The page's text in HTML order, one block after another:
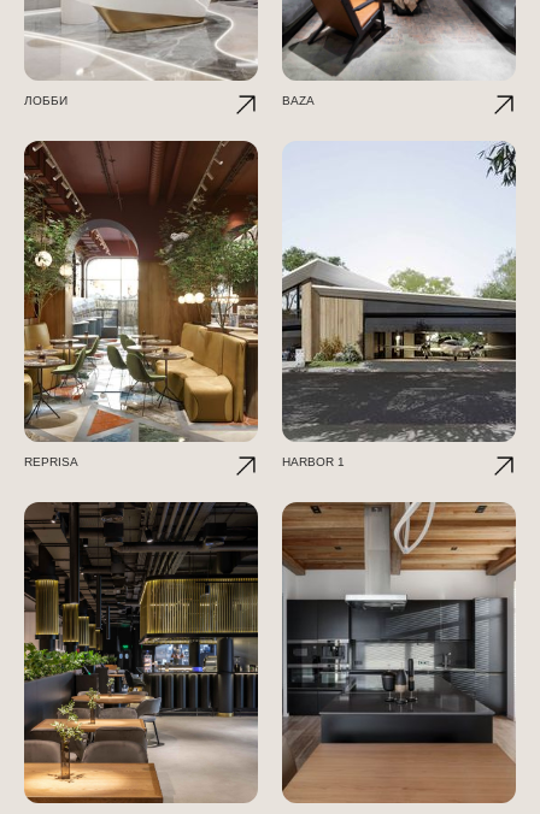
ЛОББИ BAZA
REPRISA HARBOR 1